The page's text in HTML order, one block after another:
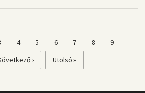
Page
4 Page
5 Page
6 Page
7 Page
8 Page
9
›
Utolsó
oldal
Utolsó »